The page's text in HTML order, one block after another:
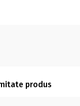
produs